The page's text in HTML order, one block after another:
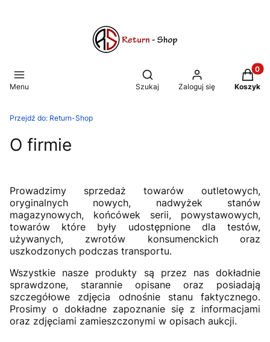
Menu
Otwórz wyszukiwarkę
Szukaj Zaloguj się Koszyk
Przejdź do: Return-Shop
O firmie
Prowadzimy sprzedaż towarów outletowych,
oryginalnych nowych, nadwyżek stanów
magazynowych, końcówek serii, powystawowych,
towarów które były udostępnione dla testów,
używanych, zwrotów konsumenckich oraz
uszkodzonych podczas transportu.
Wszystkie nasze produkty są przez nas dokładnie
sprawdzone, starannie opisane oraz posiadają
szczegółowe zdjęcia odnośnie stanu faktycznego.
Prosimy o dokładne zapoznanie się z informacjami
oraz zdjęciami zamieszczonymi w opisach aukcji.